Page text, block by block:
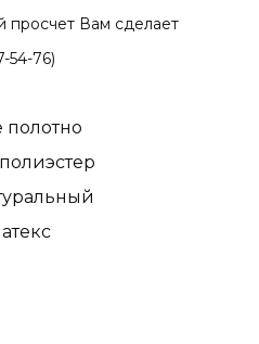
просчет Вам сделает
54-76)